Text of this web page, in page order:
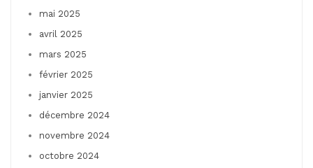
mai 2025
avril 2025
mars 2025
février 2025
janvier 2025
décembre 2024
novembre 2024
octobre 2024